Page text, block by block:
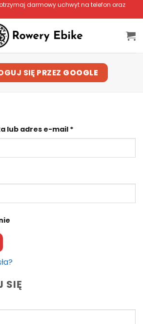
darmowy uchwyt na telefon oraz
SIĘ PRZEZ GOOGLE
lub adres e-mail *
SIĘ